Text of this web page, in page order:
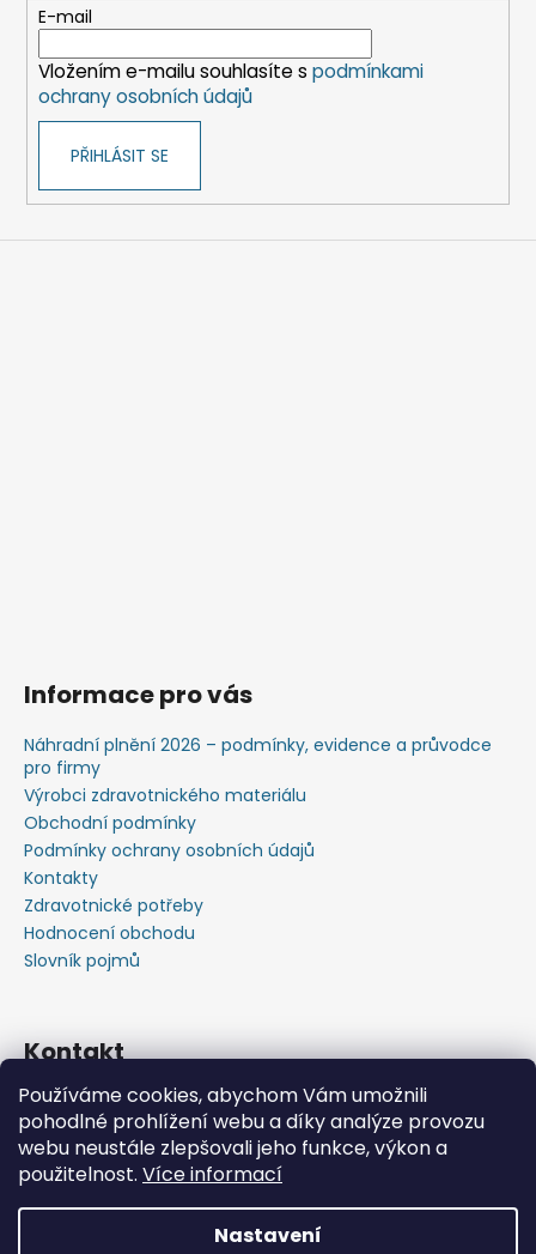
Používáme cookies, abychom Vám umožnili
pohodlné prohlížení webu a díky analýze provozu
webu neustále zlepšovali jeho funkce, výkon a
použitelnost. Více informací
Nastavení
E-mail
Vložením e-mailu souhlasíte s podmínkami
ochrany osobních údajů
PŘIHLÁSIT SE
Informace pro vás
Náhradní plnění 2026 – podmínky, evidence a průvodce
pro firmy
Výrobci zdravotnického materiálu
Obchodní podmínky
Podmínky ochrany osobních údajů
Kontakty
Zdravotnické potřeby
Hodnocení obchodu
Slovník pojmů
Kontakt
+420603583759 ,+420734720049
https://www.facebook.com/profile.php?id=615793934
37445
https://www.youtube.com/@michalverner7685